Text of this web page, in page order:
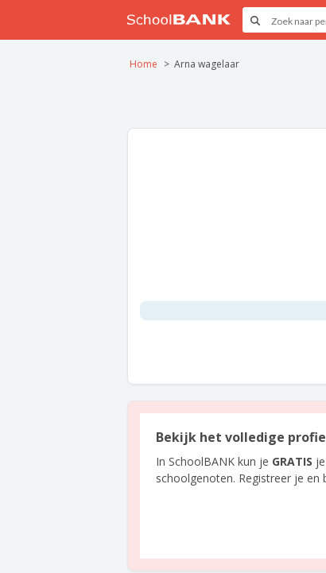
Home Arna wagelaar
Bekijk het volledige
In SchoolBANK kun je GRATIS
schoolgenoten. Registreer je en